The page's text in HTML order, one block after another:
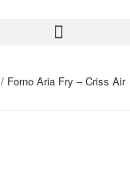
/ Forno Aria Fry – Criss Air